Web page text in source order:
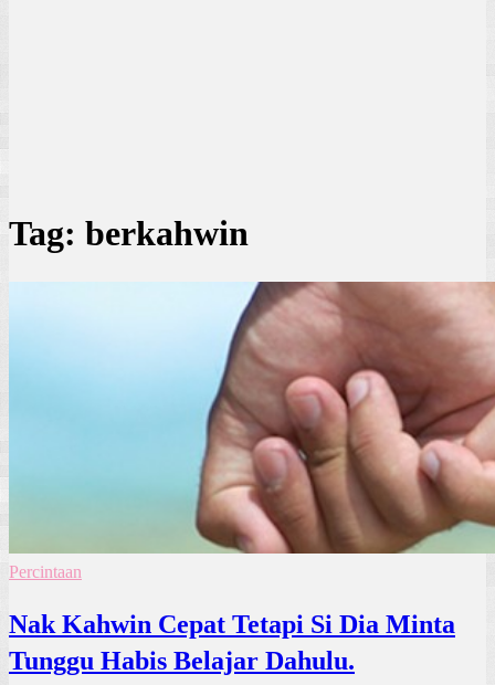
Tag: berkahwin
Percintaan
Nak Kahwin Cepat Tetapi Si Dia Minta
Tunggu Habis Belajar Dahulu.